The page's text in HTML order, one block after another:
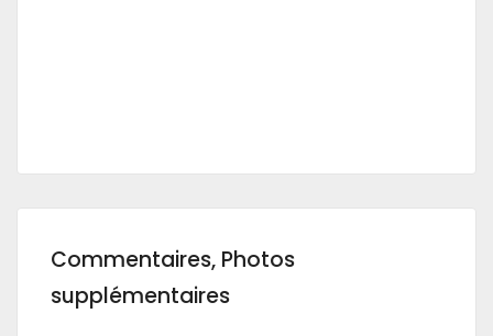
Commentaires, Photos
supplémentaires